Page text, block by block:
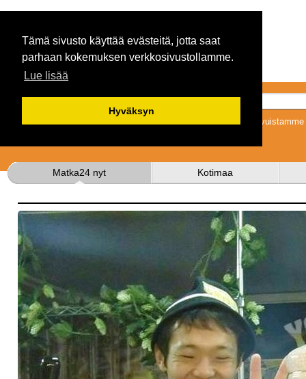
Tämä sivusto käyttää evästeitä, jotta saat
parhaan kokemuksen verkkosivustollamme.
Lue lisää
Hyväksyn
Tykkäämällä
Matka24 nyt Kotimaa